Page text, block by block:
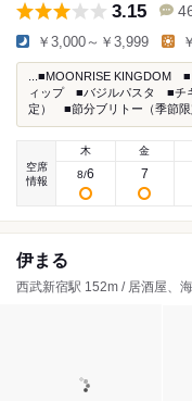
3.15
￥3,000～￥3,999
...■MOONRISE KINGDOM
ィップ ■バジルパスタ ■チ
定） ■節分ブリトー（季節
空席
情報
木
8/6
金
7
伊まる
西武新宿駅 152m / 居酒屋、